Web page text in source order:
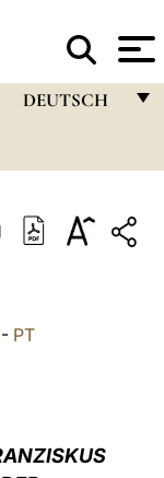
DEUTSCH
ITALIANO
- PT